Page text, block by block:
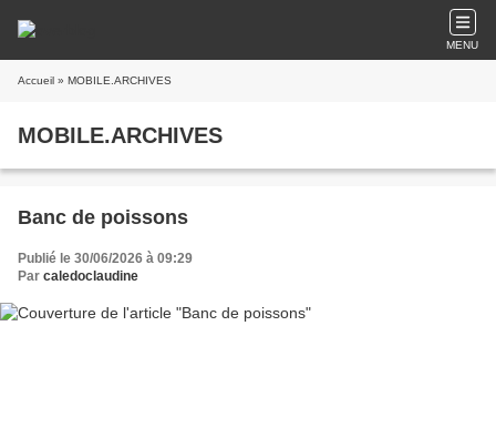
MENU
Accueil » MOBILE.ARCHIVES
MOBILE.ARCHIVES
Banc de poissons
Publié le 30/06/2026 à 09:29
Par caledoclaudine